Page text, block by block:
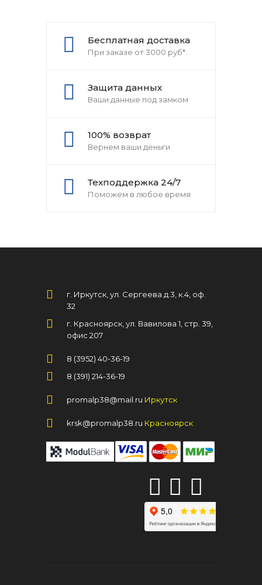
Бесплатная доставка
При заказе от 3000 руб*.
Защита данных
Ваши данные под замком
100% возврат
Вернем ваши деньги
Техподдержка 24/7
Поможем в любое время
г. Иркутск, ул. Сергеева д.3, к.4, оф.
32
г. Красноярск, ул. Вавилова 1, стр. 39,
офис 207
8 (3952) 40-36-19
8 (391) 214-36-19
promalp38@mail.ru Иркутск
krsk@promalp38.ru Красноярск